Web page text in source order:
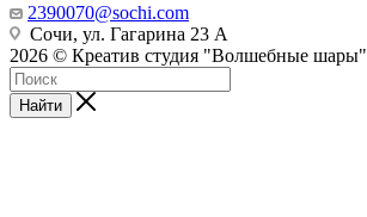
2390070@sochi.com
Сочи, ул. Гагарина 23 А
2026 © Креатив студия "Волшебные шары"
Найти